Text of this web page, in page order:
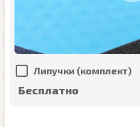
Липучки (комплект)
Бесплатно